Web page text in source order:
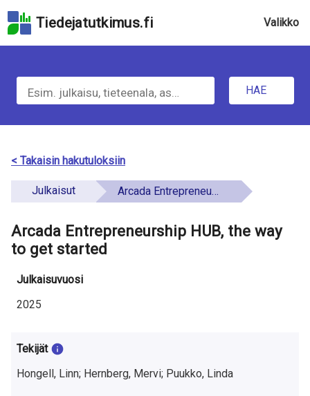
hakukenttään
pääsisältöön
Hyppää
saavutettavuusselosteeseen
Tiedejatutkimus.fi Valikko
e
H
a
e
t
t
o
a
t
u
t
HAE
< Takaisin hakutuloksiin
Julkaisut Arcada Entrepreneurship HUB, the way to get started
Arcada Entrepreneurship HUB, the way
to get started
Julkaisuvuosi
2025
Tekijät
Hongell, Linn; Hernberg, Mervi; Puukko, Linda